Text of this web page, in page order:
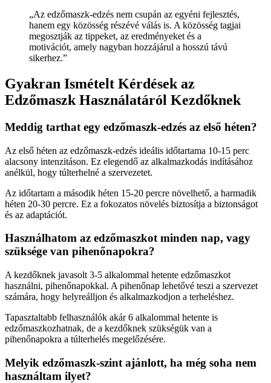
„Az edzőmaszk-edzés nem csupán az egyéni fejlesztés,
hanem egy közösség részévé válás is. A közösség tagjai
megosztják az tippeket, az eredményeket és a
motivációt, amely nagyban hozzájárul a hosszú távú
sikerhez.”
Gyakran Ismételt Kérdések az
Edzőmaszk Használatáról Kezdőknek
Meddig tarthat egy edzőmaszk-edzés az első héten?
Az első héten az edzőmaszk-edzés ideális időtartama 10-15 perc
alacsony intenzitáson. Ez elegendő az alkalmazkodás indításához
anélkül, hogy túlterhelné a szervezetet.
Az időtartam a második héten 15-20 percre növelhető, a harmadik
héten 20-30 percre. Ez a fokozatos növelés biztosítja a biztonságot
és az adaptációt.
Használhatom az edzőmaszkot minden nap, vagy
szüksége van pihenőnapokra?
A kezdőknek javasolt 3-5 alkalommal hetente edzőmaszkot
használni, pihenőnapokkal. A pihenőnap lehetővé teszi a szervezet
számára, hogy helyreálljon és alkalmazkodjon a terheléshez.
Tapasztaltabb felhasználók akár 6 alkalommal hetente is
edzőmaszkozhatnak, de a kezdőknek szükségük van a
pihenőnapokra a túlterhelés megelőzésére.
Melyik edzőmaszk-szint ajánlott, ha még soha nem
használtam ilyet?